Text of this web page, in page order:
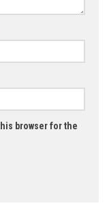
browser for the